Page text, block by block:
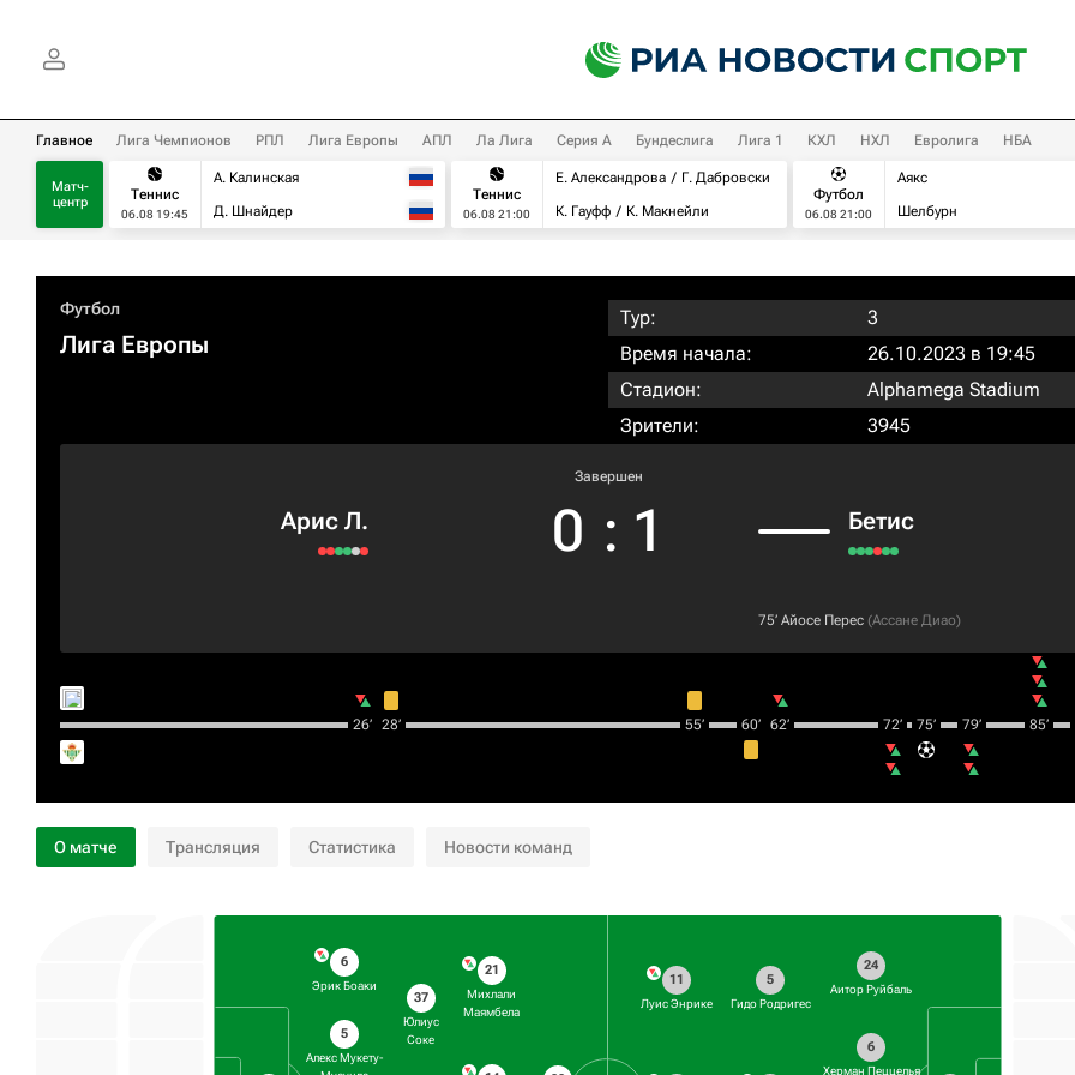
Главное Лига Чемпионов РПЛ Лига Европы АПЛ Ла Лига Серия А Бундеслига Лига 1 КХЛ НХЛ Евролига НБА
Матч-
центр
Теннис
06.08 19:45
А. Калинская
Д. Шнайдер
Теннис
06.08 21:00
Е. Александрова
Г. Дабровски
К. Гауфф
К. Макнейли
Футбол
06.08 21:00
Аякс
Шелбурн
Футбол
Лига Европы
Тур:
3
Время начала:
26.10.2023 в 19:45
Стадион:
Alphamega Stadium
Зрители:
3945
Арис Л.
Завершен
0 : 1 Бетис
75‎’‎ Айосе Перес (Ассане Диао)
26‎’‎ 28‎’‎ 55‎’‎ 60‎’‎ 62‎’‎ 72‎’‎ 75‎’‎ 79‎’‎ 85‎’‎
О матче Трансляция Статистика Новости команд
6
Эрик Боаки
5
Алекс Мукету-
37
Юлиус
Соке
21
Михлали
Маямбела
24
Аитор Руйбаль
6
Херман Пеццелья
5
Гидо Родригес
11
Луис Энрике